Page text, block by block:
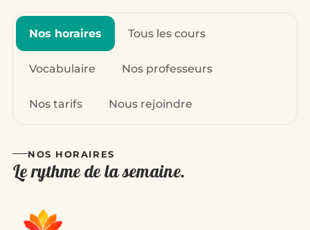
Nos horaires Tous les cours
Vocabulaire Nos professeurs
Nos tarifs Nous rejoindre
NOS HORAIRES
Le rythme de la semaine.